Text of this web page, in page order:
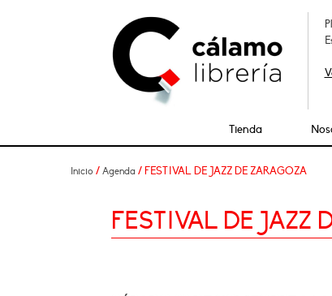
Tienda
Inicio / Agenda / FESTIVAL DE JAZZ DE ZARAGOZA
FESTIVAL DE JAZZ